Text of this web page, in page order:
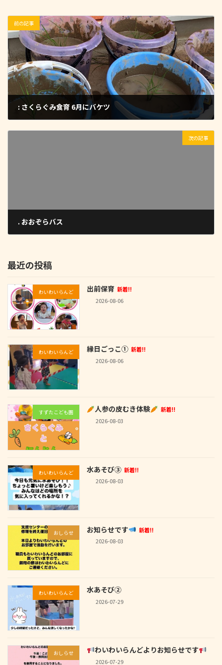
前の記事
: さくらぐみ食育 6月にバケツ
次の記事
. おおぞらバス
最近の投稿
わいわいらんど 出前保育 新着!!
2026-08-06
わいわいらんど 縁日ごっこ① 新着!!
2026-08-06
すずたこども園 人参の皮むき体験
新着!!
2026-08-03
わいわいらんど 水あそび③ 新着!!
2026-08-03
おしらせ お知らせです
新着!!
2026-08-03
わいわいらんど 水あそび②
2026-07-29
おしらせ わいわいらんどよりお知らせです
2026-07-29